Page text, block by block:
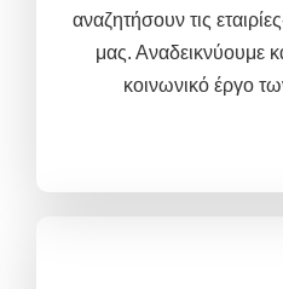
αναζητήσουν τις
μας. Αναδεικνύουμε
κοινωνικό έργο